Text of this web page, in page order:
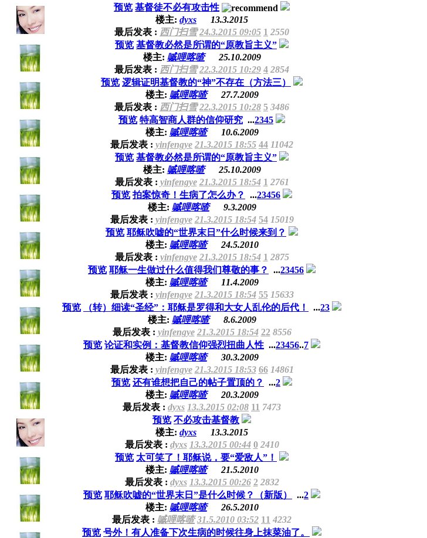
预览 基督徒不必有攻击性
楼主: dyxs
13.3.2015
最后发表 : 西门扫雪 24.3.2015 09:05 1 2550
预览 基督教必然是所谓的“原教旨主义”
楼主: 嘁哩喀喳
25.10.2009
最后发表 : 西门扫雪 22.3.2015 10:29 4 2854
预览 逻辑证明基督教的“神”不存在（方法三）
楼主: 嘁哩喀喳
27.7.2009
最后发表 : 西门扫雪 22.3.2015 10:28 5 3486
预览 特高智商人群的信仰研究 ...2345
楼主: 嘁哩喀喳
10.6.2009
最后发表 : yinfengye 21.3.2015 18:55 44 11042
预览 基督教必然是所谓的“原教旨主义”
楼主: 嘁哩喀喳
25.10.2009
最后发表 : yinfengye 21.3.2015 18:54 1 2761
预览 拍案惊奇！生病了怎么办？ ...23456
楼主: 嘁哩喀喳
9.3.2009
最后发表 : yinfengye 21.3.2015 18:54 54 15019
预览 耶稣吹嘘的“世界末日”什么时候来到？
楼主: 嘁哩喀喳
24.5.2010
最后发表 : yinfengye 21.3.2015 18:54 1 2875
预览 耶稣一生做过什么值得我们尊敬的事？ ...23456
楼主: 嘁哩喀喳
11.4.2009
最后发表 : yinfengye 21.3.2015 18:54 55 15633
预览
（转）细读“圣经”：耶稣是罗得和大女人乱伦的后代！ ...23
楼主: 嘁哩喀喳
8.6.2009
最后发表 : yinfengye 21.3.2015 18:54 22 8556
预览 论证和实例：基督教信仰强烈扭曲人性 ...23456..7
楼主: 嘁哩喀喳
30.3.2009
最后发表 : yinfengye 21.3.2015 18:53 66 14861
预览 还有谁想把自己的帖子置顶的？ ...2
楼主: 嘁哩喀喳
20.3.2009
最后发表 : dyxs 13.3.2015 02:08 11 7473
预览 不必攻击基督教
楼主: dyxs
13.3.2015
最后发表 : dyxs 13.3.2015 00:44 0 2410
预览 太可笑了！耶稣说，要“爱敌人”！
楼主: 嘁哩喀喳
21.5.2010
最后发表 : dyxs 13.3.2015 00:26 2 2832
预览 耶稣吹嘘的“世界末日”是什么时候？（新版） ...2
楼主: 嘁哩喀喳
26.5.2010
最后发表 : 嘁哩喀喳 31.5.2010 03:52 11 4232
预览 号外！有人准备下次生病的时候往身上抹菜油了。